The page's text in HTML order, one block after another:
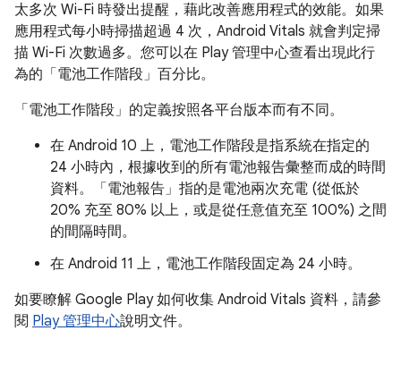
太多次 Wi-Fi 時發出提醒，藉此改善應用程式的效能。如果
應用程式每小時掃描超過 4 次，Android Vitals 就會判定掃
描 Wi-Fi 次數過多。您可以在 Play 管理中心查看出現此行
為的「電池工作階段」 百分比。
「電池工作階段」 的定義按照各平台版本而有不同。
在 Android 10 上，電池工作階段是指系統在指定的
24 小時內，根據收到的所有電池報告彙整而成的時間
資料。「電池報告」 指的是電池兩次充電 (從低於
20% 充至 80% 以上，或是從任意值充至 100%) 之間
的間隔時間。
在 Android 11 上，電池工作階段固定為 24 小時。
如要瞭解 Google Play 如何收集 Android Vitals 資料，請參
閱 Play 管理中心說明文件。